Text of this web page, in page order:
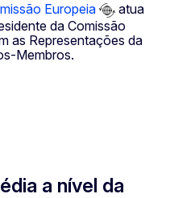
Europeia
atua
da Comissão
as Representações da
Membros.
a nível da